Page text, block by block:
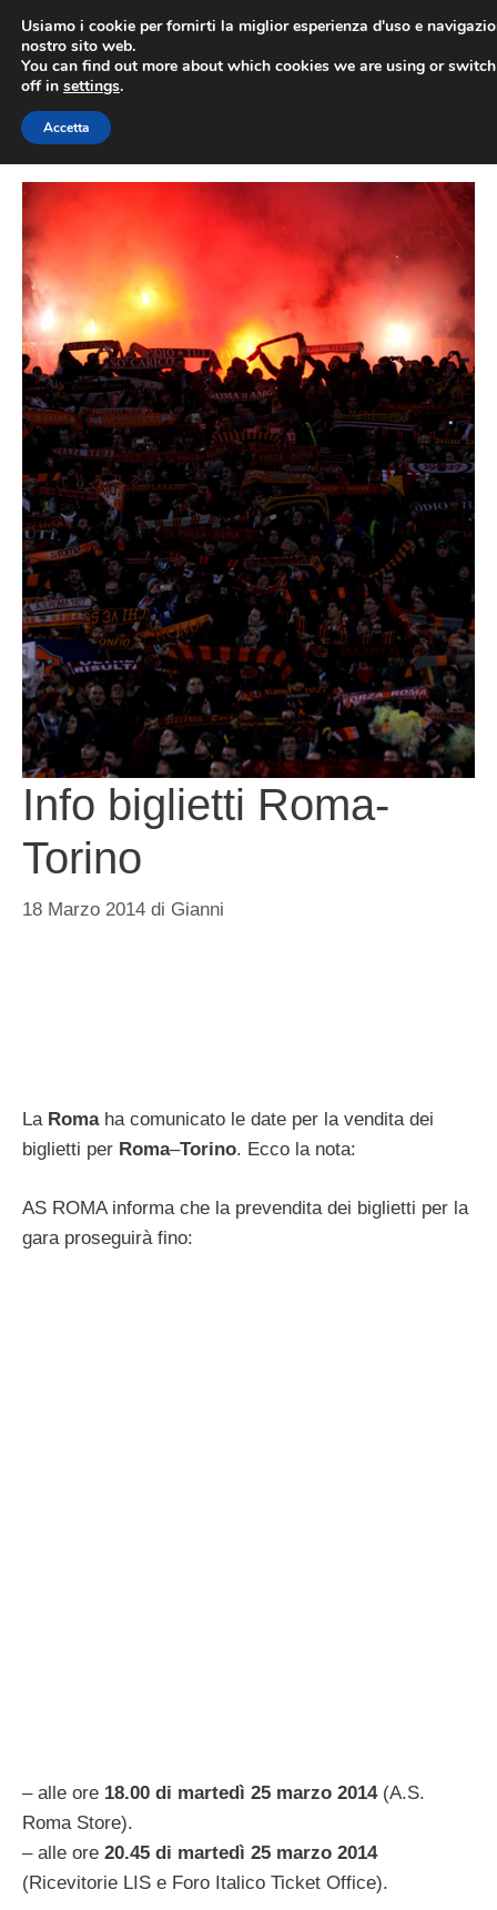
contenuto
Info biglietti Roma-
Torino
18 Marzo 2014 di Gianni
La Romaha comunicato le date per la vendita dei
biglietti per Roma–Torino. Ecco la nota:
AS ROMA informa che la prevendita dei biglietti per la
gara proseguirà fino:
– alle ore 18.00 di martedì 25 marzo 2014(A.S.
Roma Store).
– alle ore 20.45 di martedì 25 marzo 2014
(Ricevitorie LIS e Foro Italico Ticket Office).
Usiamo i cookie per fornirti la miglior esperienza d'uso e
nostro sito web.
You can find out more about which cookies we are using or
off in settings.
Accetta